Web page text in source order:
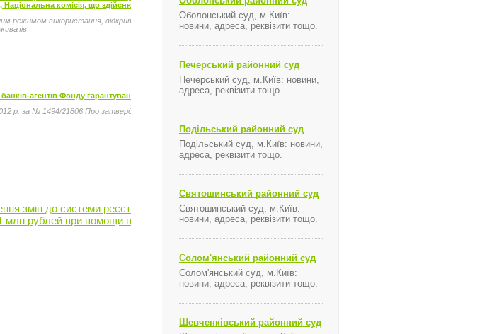
Національна комісія, що здійснює державне регулювання у сфері енергетики
режимом використання, відкритих в установах ПАТ «Державний ощадний банк України» гарантованими постачальниками
агентів Фонду гарантування вкладів фізичних осіб, Фонд гарантування вкладів фізичних осіб
р. за № 1494/21806 Про затвердження Положення про порядок визначення банків-агентів Фонду гарантування вкладів фізичних
змін до системи реєстру власників іменних цінних паперів та до системи депозитарного
млн рублей при помощи платных SMS-сообщений
Оболонський суд, м.Київ:
новини, адреса, реквізити тощо.
Печерський районний суд
Печерський суд, м.Київ: новини,
адреса, реквізити тощо.
Подільський районний суд
Подільський суд, м.Київ: новини,
адреса, реквізити тощо.
Святошинський районний суд
Святошинський суд, м.Київ:
новини, адреса, реквізити тощо.
Солом'янський районний суд
Солом'янський суд, м.Київ:
новини, адреса, реквізити тощо.
Шевченківський районний суд